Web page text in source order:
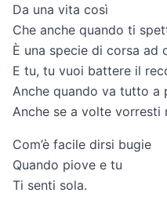
Da una vita così
Che anche quando ti
È una specie di corsa ad
E tu, tu vuoi battere il
Anche quando va tutto a
Anche se a volte vorresti
Com’è facile dirsi bugie
Quando piove e tu
Ti senti sola.